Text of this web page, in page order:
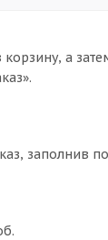
а
заполнив